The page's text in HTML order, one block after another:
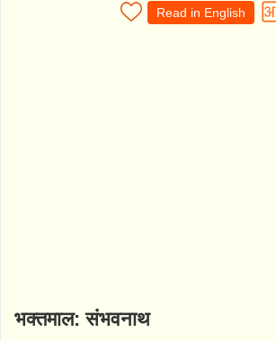
Read in English
भक्तमाल: संभवनाथ